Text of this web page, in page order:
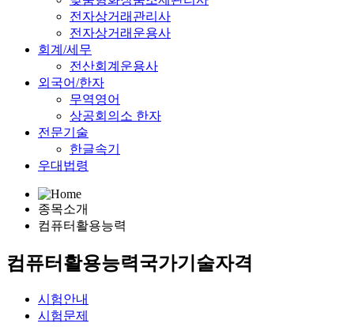
전자상거래관리사
전자상거래운용사
회계/세무
전산회계운용사
외국어/한자
무역영어
상공회의소 한자
전문기술
한글속기
우대법령
종목소개
컴퓨터활용능력
컴퓨터활용능력국가기술자격
시험안내
시험문제